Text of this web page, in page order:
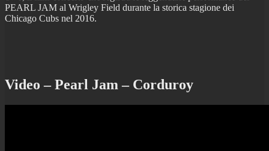
PEARL JAM al Wrigley Field durante la storica stagione dei
Chicago Cubs nel 2016.
Video – Pearl Jam – Corduroy